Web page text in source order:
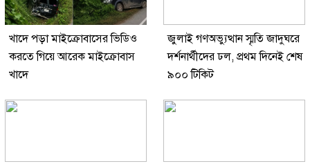
খাদে পড়া মাইক্রোবাসের ভিডিও
করতে গিয়ে আরেক মাইক্রোবাস
খাদে
জুলাই গণঅভ্যুত্থান স্মৃতি জাদুঘরে
দর্শনার্থীদের ঢল, প্রথম দিনেই শেষ
৯০০ টিকিট